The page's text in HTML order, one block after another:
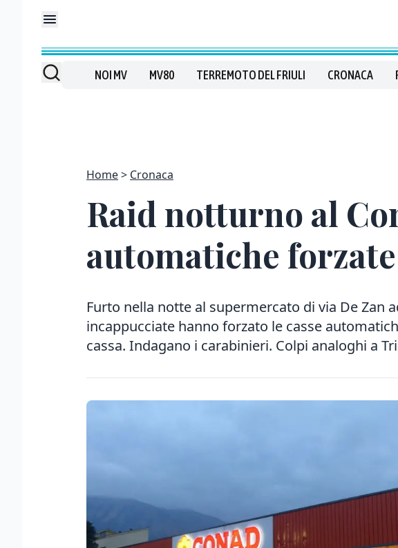
NOI MV MV80 TERREMOTO DEL FRIULI CRONACA
Home Cronaca
Raid notturno al
automatiche
Furto nella notte al supermercato di via De Zan
incappucciate hanno forzato le casse
cassa. Indagano i carabinieri. Colpi analoghi a